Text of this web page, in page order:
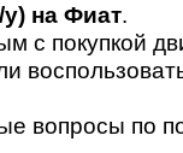
на Фиат.
с покупкой
вопросы по